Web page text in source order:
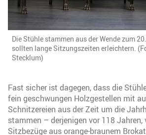
Die Stühle stammen aus der Wende zum
sollten lange Sitzungszeiten erleichtern.
Stecklum)
Fast sicher ist dagegen, dass die
fein geschwungen Holzgestellen mit
Schnitzereien aus der Zeit um die
stammen – derjenigen vor 118
Sitzbezüge aus orange-braunem